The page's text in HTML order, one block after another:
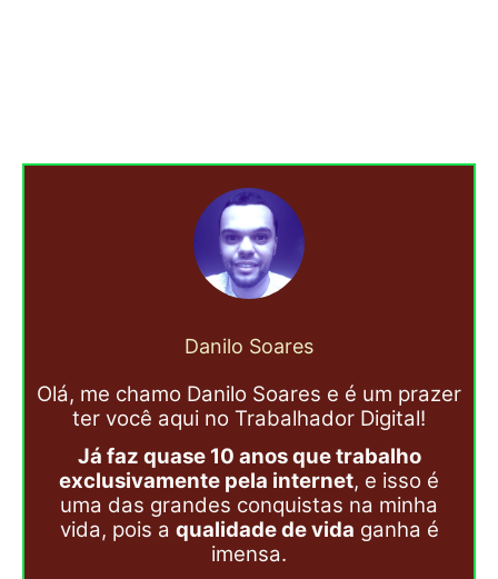
Danilo Soares
Olá, me chamo Danilo Soares e é um prazer
ter você aqui no Trabalhador Digital!
Já faz quase 10 anos que trabalho
exclusivamente pela internet, e isso é
uma das grandes conquistas na minha
vida, pois a qualidade de vida ganha é
imensa.